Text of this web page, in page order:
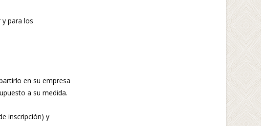
para los
en su empresa
a su medida.
inscripción) y